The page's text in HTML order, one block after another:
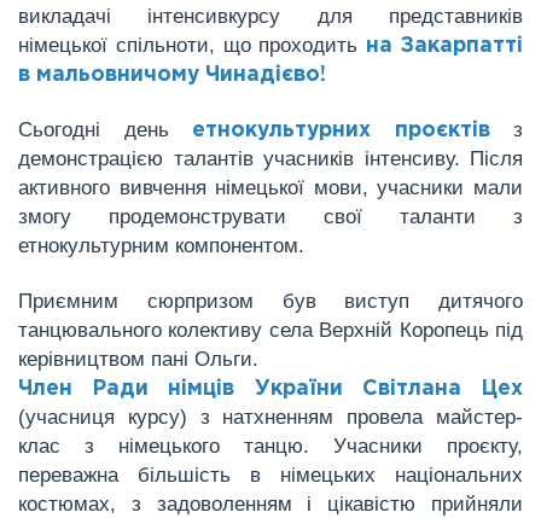
викладачі інтенсивкурсу для представників
німецької спільноти, що проходить на Закарпатті
в мальовничому Чинадієво!
Сьогодні день етнокультурних проєктівз
демонстрацією талантів учасників інтенсиву. Після
активного вивчення німецької мови, учасники мали
змогу продемонструвати свої таланти з
етнокультурним компонентом.
Приємним сюрпризом був виступ дитячого
танцювального колективу села Верхній Коропець під
керівництвом пані Ольги.
Член Ради німців України Світлана Цех
(учасниця курсу) з натхненням провела майстер-
клас з німецького танцю. Учасники проєкту,
переважна більшість в німецьких національних
костюмах, з задоволенням і цікавістю прийняли